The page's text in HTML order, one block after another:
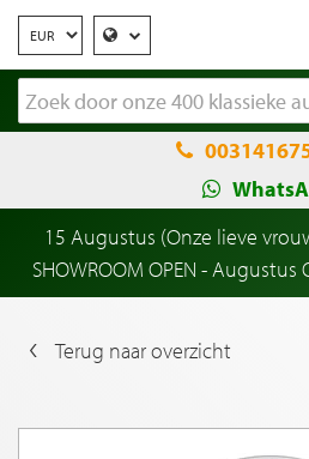
15 Augustus (Onze lieve
SHOWROOM OPEN -
Terug naar overzicht